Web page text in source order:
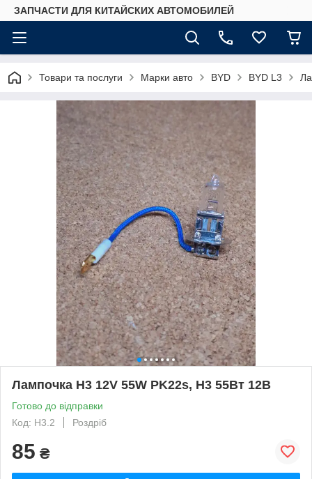
ЗАПЧАСТИ ДЛЯ КИТАЙСКИХ АВТОМОБИЛЕЙ
Товари та послуги Марки авто BYD BYD L3
Лампочка H3 12V 55W PK22s, Н3 55Вт 12В
Готово до відправки
Код: H3.2
Роздріб
85 ₴